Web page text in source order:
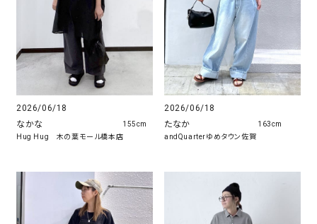
2026/06/18
なかな
Hug Hug 木の葉モール橋本店
155cm
2026/06/18
たなか
andQuarterゆめタウン佐賀
163cm